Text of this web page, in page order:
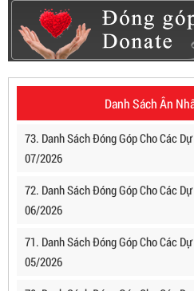
Danh Sách Ân
73. Danh Sách Đóng Góp Cho Các
07/2026
72. Danh Sách Đóng Góp Cho Các
06/2026
71. Danh Sách Đóng Góp Cho Các
05/2026